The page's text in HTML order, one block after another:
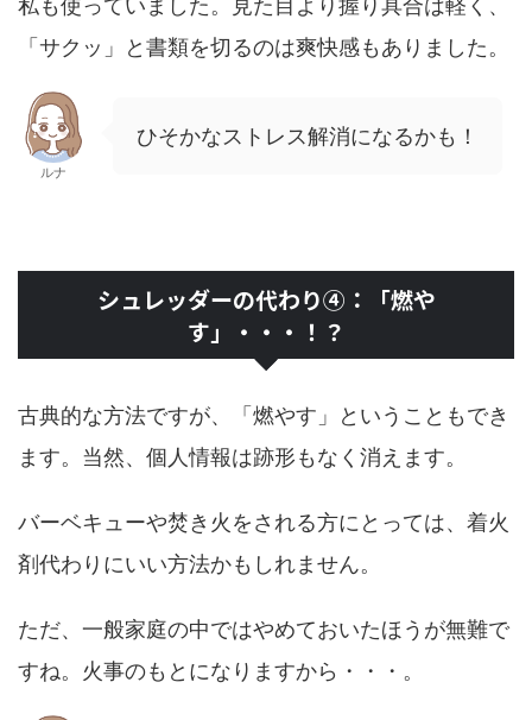
「サクッ」と書類を切るのは爽快感もありました。
ルナ
ひそかなストレス解消になるかも！
シュレッダーの代わり④：「燃や
す」・・・！？
古典的な方法ですが、「燃やす」ということもでき
ます。当然、個人情報は跡形もなく消えます。
バーベキューや焚き火をされる方にとっては、着火
剤代わりにいい方法かもしれません。
ただ、一般家庭の中ではやめておいたほうが無難で
すね。火事のもとになりますから・・・。